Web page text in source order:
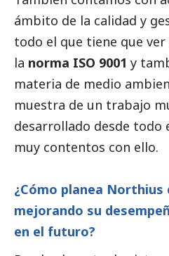
ámbito de la calidad y
todo el que tiene que
la norma ISO 9001 y
materia de medio
muestra de un trabajo
desarrollado desde todo
muy contentos con ello.
¿Cómo planea
mejorando su
en el futuro?